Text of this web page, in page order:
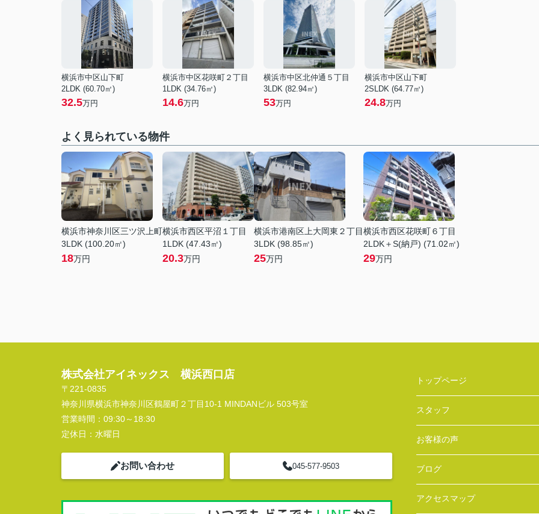
横浜市中区山下町
2LDK (60.70㎡)
32.5万円
横浜市中区花咲町２丁目
1LDK (34.76㎡)
14.6万円
横浜市中区北仲通５丁目
3LDK (82.94㎡)
53万円
横浜市中区山下町
2SLDK (64.77㎡)
24.8万円
よく見られている物件
横浜市神奈川区三ツ沢上町
3LDK (100.20㎡)
18万円
横浜市西区平沼１丁目
1LDK (47.43㎡)
20.3万円
横浜市港南区上大岡東２丁目
3LDK (98.85㎡)
25万円
横浜市西区花咲町６丁目
2LDK＋S(納戸) (71.02㎡)
29万円
株式会社アイネックス 横浜西口店
〒221-0835
神奈川県横浜市神奈川区鶴屋町２丁目10-1 MINDANビル 503号室
営業時間： 09:30～18:30
定休日： 水曜日
お問い合わせ 045-577-9503
トップページ
スタッフ
お客様の声
ブログ
アクセスマップ